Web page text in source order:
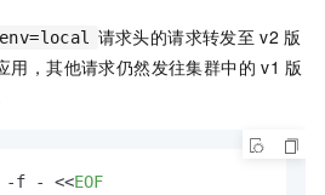
请求头的请求转发至 v2 版
用，其他请求仍然发往集群中的 v1 版
-f - <<EOF